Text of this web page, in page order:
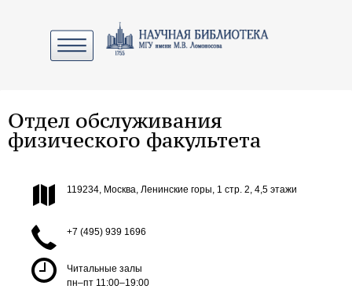
Отдел обслуживания
физического факультета
119234, Москва, Ленинские горы, 1 стр. 2, 4,5 этажи
+7 (495) 939 1696
Читальные залы
пн–пт 11:00–19:00